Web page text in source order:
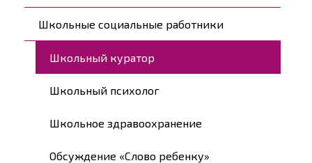
Школьные социальные работники
Школьный куратор
Школьный психолог
Школьное здравоохранение
Обсуждение «Слово ребенку»